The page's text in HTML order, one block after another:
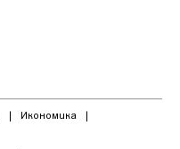
| Икономика |